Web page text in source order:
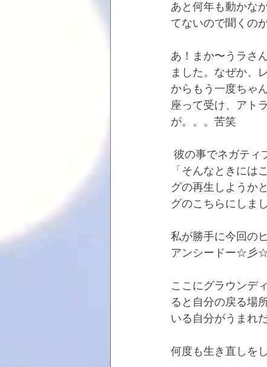
あと何年も動かな
てないので聞くの
あ！まか〜うラさ
ました。なぜか、
からもう一度ちゃ
座って受け、アト
が。。。苦笑
「そんなときには
グの再生しようか
グのこちらにし
私が勝手に今回の
アンシードー☆彡
ここにグラウンデ
ると自分の戻る場
いる自分がうまれ
何度も生き直しを